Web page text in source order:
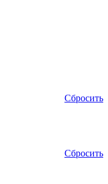
Сбросить
Сбросить